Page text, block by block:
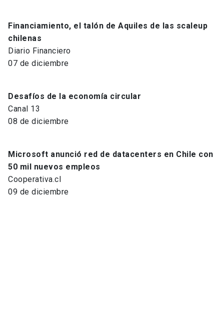
Financiamiento, el talón de Aquiles de las scaleup
chilenas
Diario Financiero
07 de diciembre
Desafíos de la economía circular
Canal 13
08 de diciembre
Microsoft anunció red de datacenters en Chile con
50 mil nuevos empleos
Cooperativa.cl
09 de diciembre